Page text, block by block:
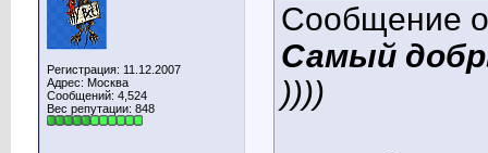
Регистрация: 11.12.2007
Адрес: Москва
Сообщений: 4,524
Вес репутации: 848
Сообщение
Самый
))))